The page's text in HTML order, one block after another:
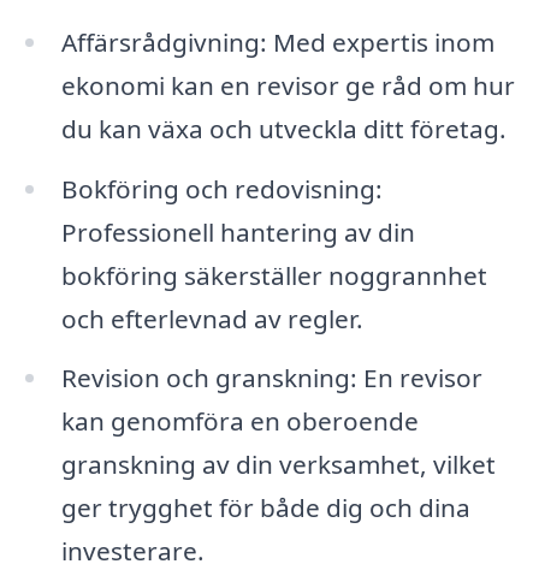
Affärsrådgivning: Med expertis inom
ekonomi kan en revisor ge råd om hur
du kan växa och utveckla ditt företag.
Bokföring och redovisning:
Professionell hantering av din
bokföring säkerställer noggrannhet
och efterlevnad av regler.
Revision och granskning: En revisor
kan genomföra en oberoende
granskning av din verksamhet, vilket
ger trygghet för både dig och dina
investerare.